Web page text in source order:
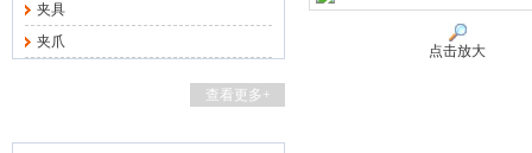
夹具
夹爪
查看更多+
点击放大